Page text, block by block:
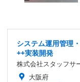
システム運用管理
++実装開発
株式会社スタッフサ
大阪府